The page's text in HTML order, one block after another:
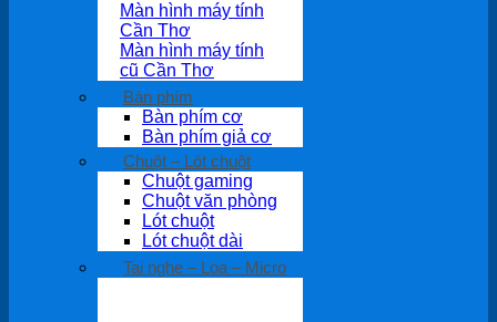
Màn hình máy tính
Cần Thơ
Màn hình máy tính
cũ Cần Thơ
Bàn phím
Bàn phím cơ
Bàn phím giả cơ
Chuột – Lót chuột
Chuột gaming
Chuột văn phòng
Lót chuột
Lót chuột dài
Tai nghe – Loa – Micro